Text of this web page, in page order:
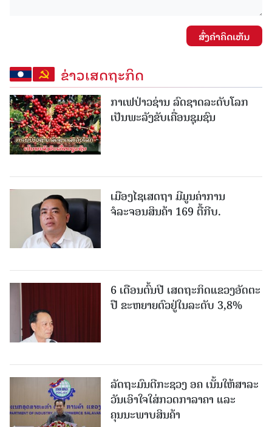
ສົ່ງຄໍາຄິດເຫັນ
ຂ່າວເສດຖະກິດ
ກາເຟປ່າວຊ່ານ ລົດຊາດລະດັບໂລກ
ເປັນພະລັງຂັບເຄື່ອນຊຸມຊົນ
ເມືອງໄຊເສດຖາ ມີມູນຄ່າການ
ຈໍລະຈອນສິນຄ້າ 169 ຕື້ກີບ.
6 ເດືອນຕົ້ນປີ ເສດຖະກິດແຂວງອັດຕະ
ປື ຂະຫຍາຍຕົວຢູ່ໃນລະດັບ 3,8%
ລັດຖະມົນຕີກະຊວງ ອຄ ເນັ້ນໃຫ້ສາລະ
ວັນເອົາໃຈໃສ່ກວດກາລາຄາ ແລະ
ຄຸນນະພາບສິນຄ້າ